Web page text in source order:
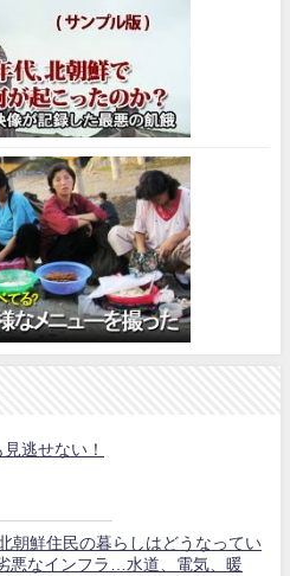
逃せない！
朝鮮住民の暮らしはどうなってい
悪なインフラ…水道、電気、暖